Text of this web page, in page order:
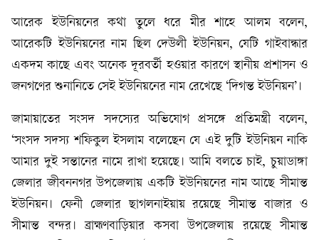
আরেক ইউনিয়নের কথা তুলে ধরে মীর শাহে আলম বলেন,
আরেকটি ইউনিয়নের নাম ছিল দেউলী ইউনিয়ন, যেটি গাইবান্ধার
একদম কাছে এবং অনেক দূরবর্তী হওয়ার কারণে স্থানীয় প্রশাসন ও
জনগণের শুনানিতে সেই ইউনিয়নের নাম রেখেছে ‘দিগন্ত ইউনিয়ন’।
জামায়াতের সংসদ সদস্যের অভিযোগ প্রসঙ্গে প্রতিমন্ত্রী বলেন,
‘সংসদ সদস্য শফিকুল ইসলাম বলেছেন যে এই দুটি ইউনিয়ন নাকি
আমার দুই সন্তানের নামে রাখা হয়েছে। আমি বলতে চাই, চুয়াডাঙ্গা
জেলার জীবননগর উপজেলায় একটি ইউনিয়নের নাম আছে সীমান্ত
ইউনিয়ন। ফেনী জেলার ছাগলনাইয়ায় রয়েছে সীমান্ত বাজার ও
সীমান্ত বন্দর। ব্রাহ্মণবাড়িয়ার কসবা উপজেলায় রয়েছে সীমান্ত